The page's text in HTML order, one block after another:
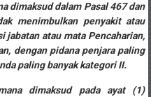
dimaksud dalam Pasal 467 dan
menimbulkan penyakit atau
jabatan atau mata Pencaharian,
dengan pidana penjara paling
paling banyak kategori II.
dimaksud pada ayat (1)